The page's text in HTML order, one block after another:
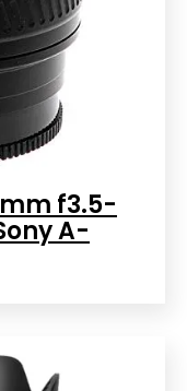
f3.5-
A-